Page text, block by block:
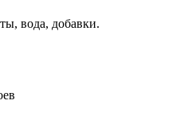
вода, добавки.